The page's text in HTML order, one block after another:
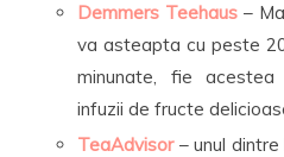
Demmers Teehaus –
va asteapta cu peste
minunate, fie
infuzii de fructe
TeaAdvisor– unul dintre